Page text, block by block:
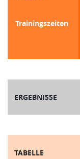
Trainingszeiten
ERGEBNISSE
TABELLE